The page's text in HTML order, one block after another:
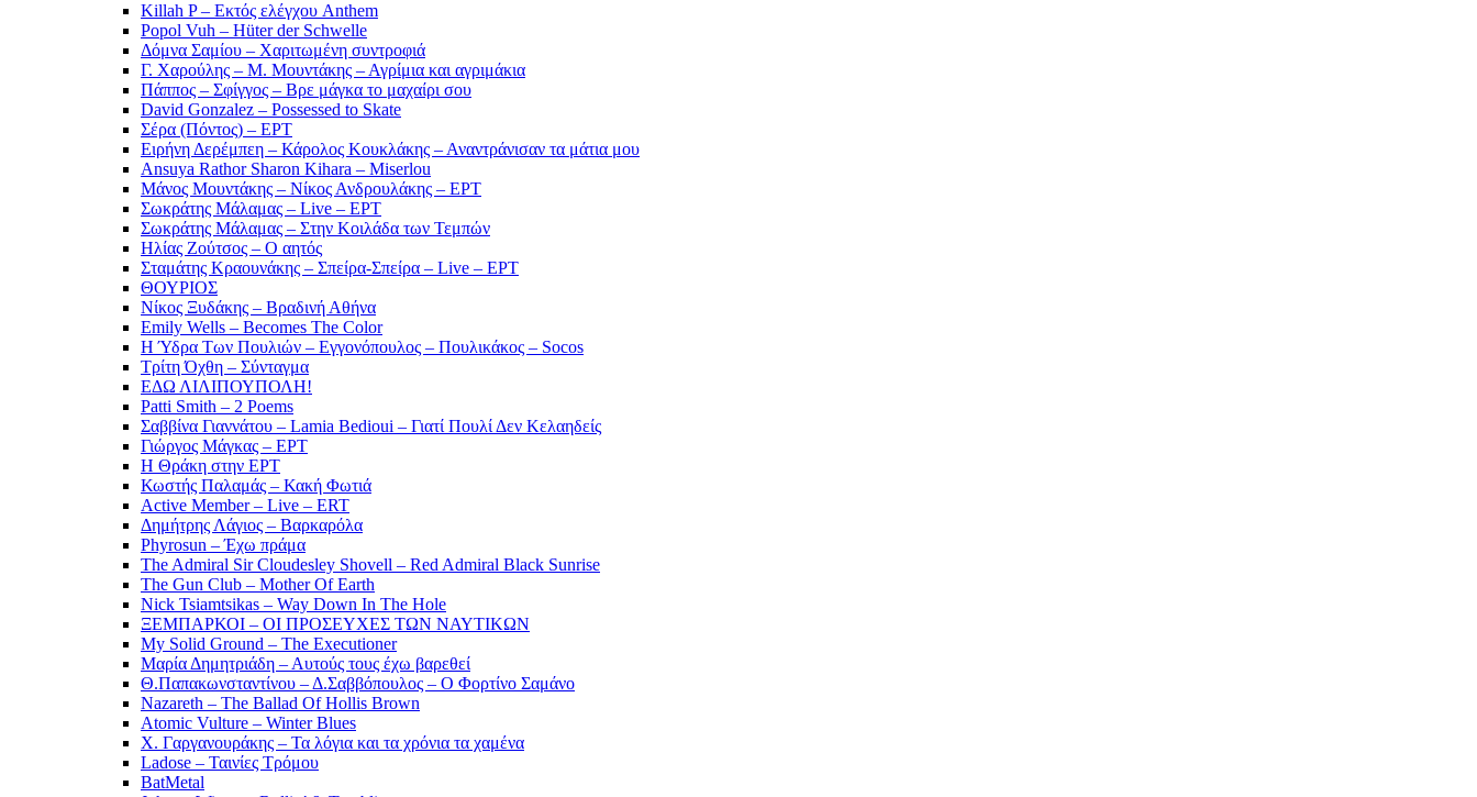
Killah P – Εκτός ελέγχου Anthem
Popol Vuh – Hüter der Schwelle
Δόμνα Σαμίου – Χαριτωμένη συντροφιά
Γ. Χαρούλης – Μ. Μουντάκης – Αγρίμια και αγριμάκια
Πάππος – Σφίγγος – Βρε μάγκα το μαχαίρι σου
David Gonzalez – Possessed to Skate
Σέρα (Πόντος) – ΕΡΤ
Ειρήνη Δερέμπεη – Κάρολος Κουκλάκης – Αναντράνισαν τα μάτια μου
Ansuya Rathor Sharon Kihara – Miserlou
Μάνος Μουντάκης – Νίκος Ανδρουλάκης – ΕΡΤ
Σωκράτης Μάλαμας – Live – ΕΡΤ
Σωκράτης Μάλαμας – Στην Κοιλάδα των Τεμπών
Ηλίας Ζούτσος – Ο αητός
Σταμάτης Κραουνάκης – Σπείρα-Σπείρα – Live – ΕΡΤ
ΘΟΥΡΙΟΣ
Νίκος Ξυδάκης – Βραδινή Αθήνα
Emily Wells – Becomes The Color
Η Ύδρα Των Πουλιών – Εγγονόπουλος – Πουλικάκος – Socos
Τρίτη Όχθη – Σύνταγμα
ΕΔΩ ΛΙΛΙΠΟΥΠΟΛΗ!
Patti Smith – 2 Poems
Σαββίνα Γιαννάτου – Lamia Bedioui – Γιατί Πουλί Δεν Κελαηδείς
Γιώργος Μάγκας – ΕΡΤ
Η Θράκη στην ΕΡΤ
Κωστής Παλαμάς – Κακή Φωτιά
Active Member – Live – ERT
Δημήτρης Λάγιος – Βαρκαρόλα
Phyrosun – Έχω πράμα
The Admiral Sir Cloudesley Shovell – Red Admiral Black Sunrise
The Gun Club – Mother Of Earth
Nick Tsiamtsikas – Way Down In The Hole
ΞΕΜΠΑΡΚΟΙ – ΟΙ ΠΡΟΣΕΥΧΕΣ ΤΩΝ ΝΑΥΤΙΚΩΝ
My Solid Ground – The Executioner
Μαρία Δημητριάδη – Αυτούς τους έχω βαρεθεί
Θ.Παπακωνσταντίνου – Δ.Σαββόπουλος – Ο Φορτίνο Σαμάνο
Nazareth – The Ballad Of Hollis Brown
Atomic Vulture – Winter Blues
Χ. Γαργανουράκης – Τα λόγια και τα χρόνια τα χαμένα
Ladose – Ταινίες Τρόμου
BatMetal